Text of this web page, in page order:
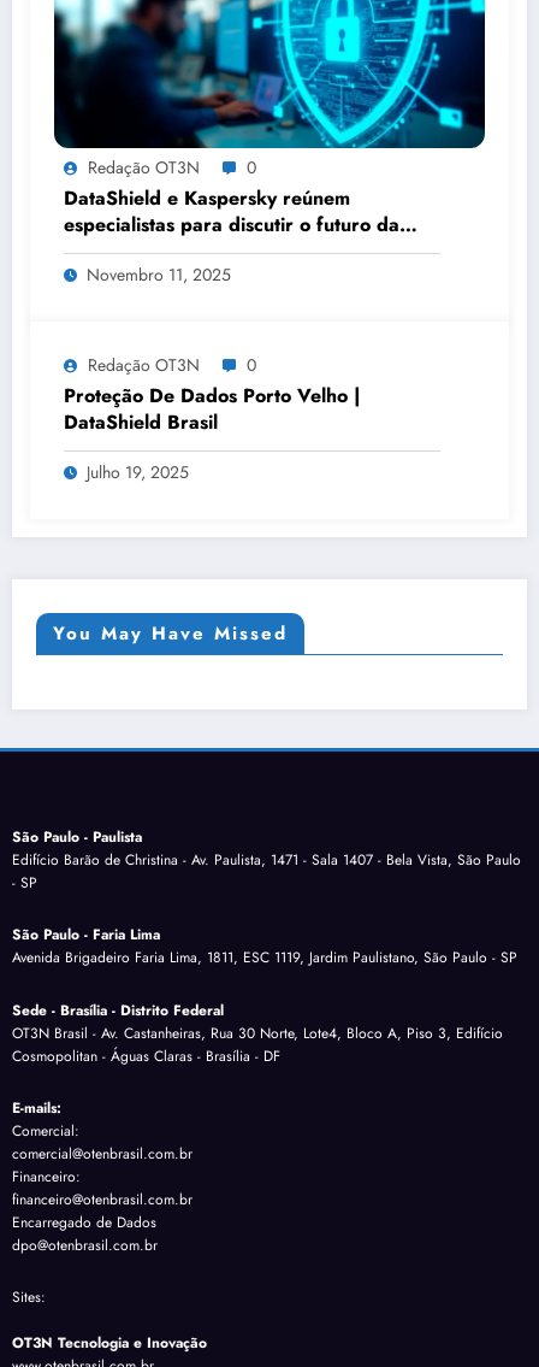
Redação OT3N 0
DataShield e Kaspersky reúnem
especialistas para discutir o futuro da
privacidade digital no Brasil
Novembro 11, 2025
Redação OT3N 0
Proteção De Dados Porto Velho |
DataShield Brasil
Julho 19, 2025
You May Have Missed
São Paulo - Paulista
Edifício Barão de Christina - Av. Paulista, 1471 - Sala 1407 - Bela Vista, São Paulo
- SP
São Paulo - Faria Lima
Avenida Brigadeiro Faria Lima, 1811, ESC 1119, Jardim Paulistano, São Paulo - SP
Sede - Brasília - Distrito Federal
OT3N Brasil - Av. Castanheiras, Rua 30 Norte, Lote4, Bloco A, Piso 3, Edifício
Cosmopolitan - Águas Claras - Brasília - DF
E-mails:
Comercial:
comercial@otenbrasil.com.br
Financeiro:
financeiro@otenbrasil.com.br
Encarregado de Dados
dpo@otenbrasil.com.br
Sites:
OT3N Tecnologia e Inovação